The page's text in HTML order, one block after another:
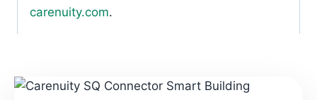
carenuity.com.